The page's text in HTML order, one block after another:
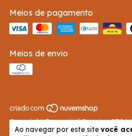
Ao navegar por este site você
Meios de pagamento
Meios de envio
Copyright Recomind Sports -
direitos reservados.